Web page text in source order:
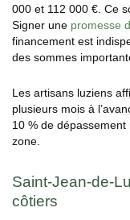
000 et 112 000 €. Ce
Signer une promesse
financement est
des sommes
Les artisans luziens
plusieurs mois à
10 % de
zone.
Saint-Jean-de-
côtiers